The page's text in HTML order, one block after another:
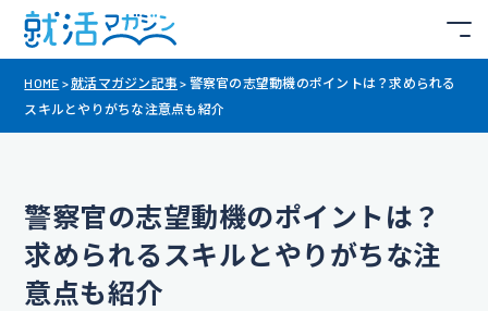
HOME >就活マガジン記事 > 警察官の志望動機のポイントは？求められる
スキルとやりがちな注意点も紹介
警察官の志望動機のポイントは？
求められるスキルとやりがちな注
意点も紹介